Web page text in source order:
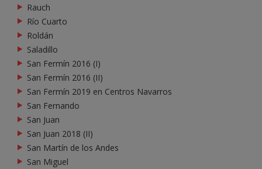
Rauch
Río Cuarto
Roldán
Saladillo
San Fermín 2016 (I)
San Fermín 2016 (II)
San Fermín 2019 en Centros Navarros
San Fernando
San Juan
San Juan 2018 (II)
San Martín de los Andes
San Miguel